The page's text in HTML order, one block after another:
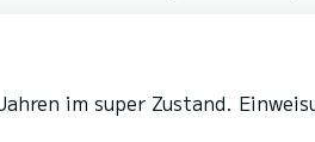
im super Zustand.